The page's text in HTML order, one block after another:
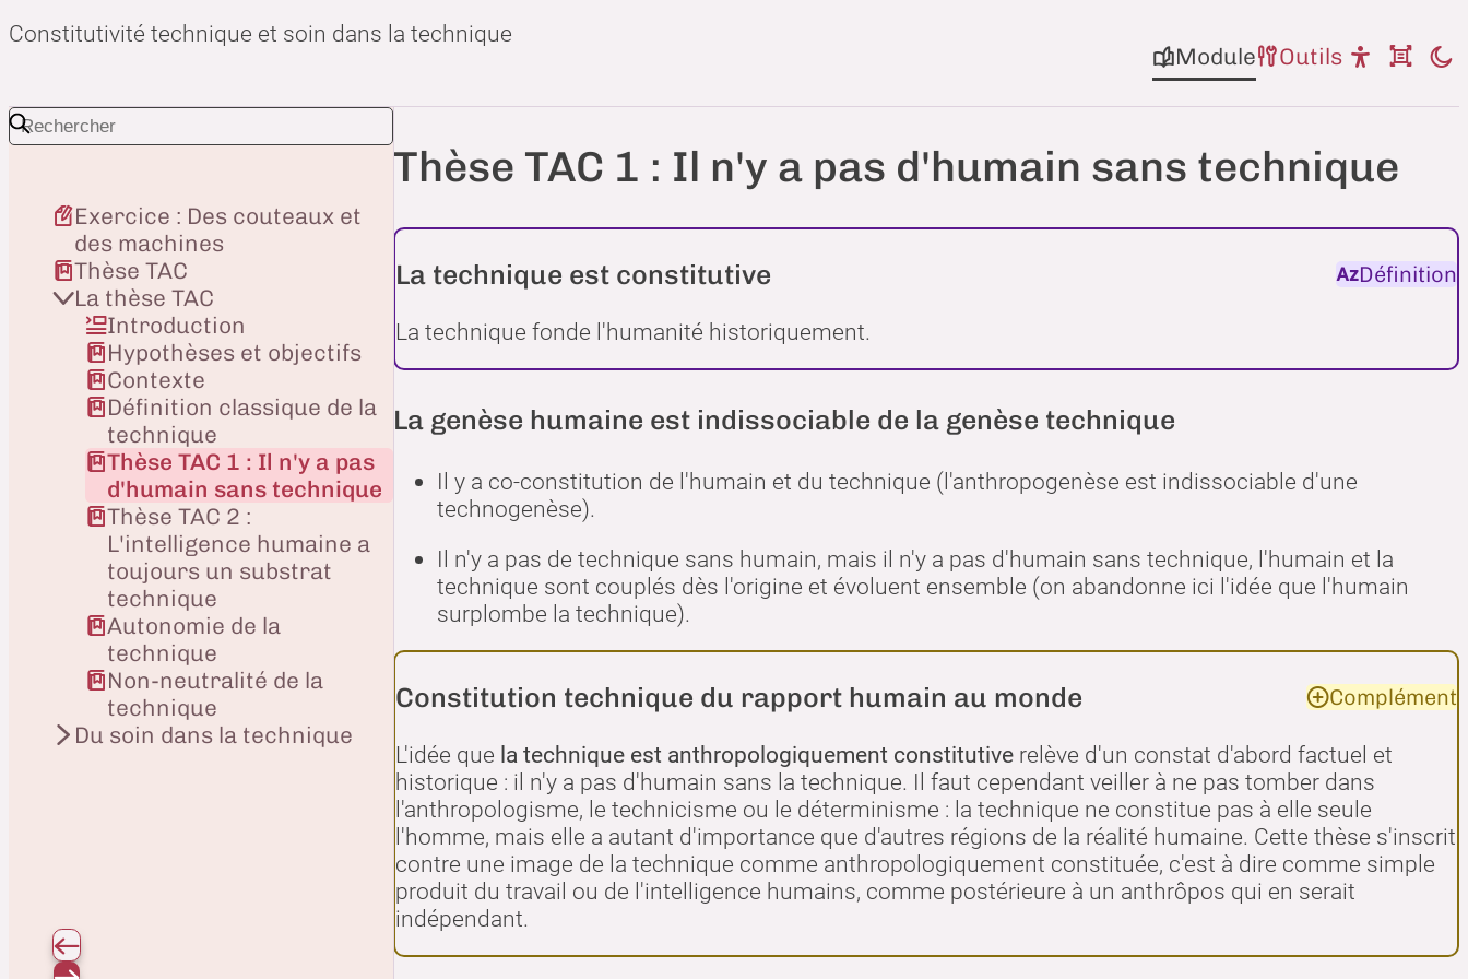
Constitutivité technique et soin dans la technique
Module
Outils
Thèse TAC 1 : Il n'y a pas d'humain sans technique
Définition
La technique est constitutive
La technique fonde l'humanité historiquement.
La genèse humaine est indissociable de la genèse technique
Il y a co-constitution de l'humain et du technique (l'anthropogenèse est indissociable d'une
technogenèse).
Il n'y a pas de technique sans humain, mais il n'y a pas d'humain sans technique, l'humain et la
technique sont couplés dès l'origine et évoluent ensemble (on abandonne ici l'idée que l'humain
surplombe la technique).
Complément
Constitution technique du rapport humain au monde
L'idée que la technique est anthropologiquement constitutive relève d'un constat d'abord factuel et
historique : il n'y a pas d'humain sans la technique. Il faut cependant veiller à ne pas tomber dans
l'anthropologisme, le technicisme ou le déterminisme : la technique ne constitue pas à elle seule
l'homme, mais elle a autant d'importance que d'autres régions de la réalité humaine. Cette thèse s'inscrit
contre une image de la technique comme anthropologiquement constituée, c'est à dire comme simple
produit du travail ou de l'intelligence humains, comme postérieure à un anthrôpos qui en serait
indépendant.
Exercice : Des couteaux et
des machines
Thèse TAC
La thèse TAC
Introduction
Hypothèses et objectifs
Contexte
Définition classique de la
technique
Thèse TAC 1 : Il n'y a pas
d'humain sans technique
Thèse TAC 2 :
L'intelligence humaine a
toujours un substrat
technique
Autonomie de la
technique
Non-neutralité de la
technique
Du soin dans la technique